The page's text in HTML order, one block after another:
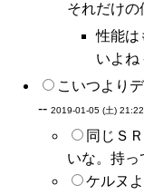
それだけの
性能は
いよね
こいつより
-- 2019-01-05 (土)
同じＳ
いな。持っ
ケルヌ